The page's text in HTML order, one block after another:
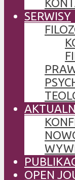
SERWISY
OPEN